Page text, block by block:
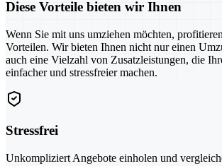
Diese Vorteile bieten wir Ihnen
Wenn Sie mit uns umziehen möchten,
Vorteilen. Wir bieten Ihnen nicht nur einen
auch eine Vielzahl von Zusatzleistungen, die
einfacher und stressfreier machen.
Stressfrei
Unkompliziert Angebote einholen und